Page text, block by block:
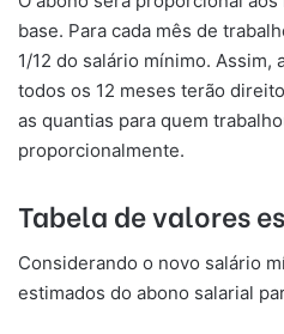
base. Para cada mês de
1/12 do salário mínimo. Assim,
todos os 12 meses terão
as quantias para quem
proporcionalmente.
Tabela de valores
Considerando o novo salário
estimados do abono salarial